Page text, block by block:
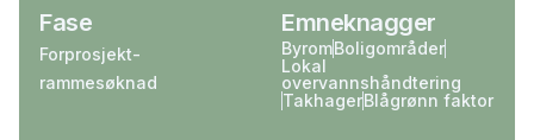
Fase
Forprosjekt-
rammesøknad
Emneknagger
ByromBoligområder
Lokal
overvannshåndtering
TakhagerBlågrønn faktor